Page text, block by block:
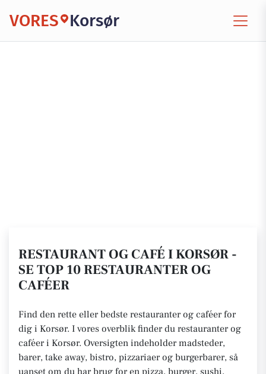
VORES Korsør
RESTAURANT OG CAFÉ I KORSØR -
SE TOP 10 RESTAURANTER OG
CAFÉER
Find den rette eller bedste restauranter og caféer for
dig i Korsør. I vores overblik finder du restauranter og
caféer i Korsør. Oversigten indeholder madsteder,
barer, take away, bistro, pizzariaer og burgerbarer, så
uanset om du har brug for en pizza, burger, sushi,